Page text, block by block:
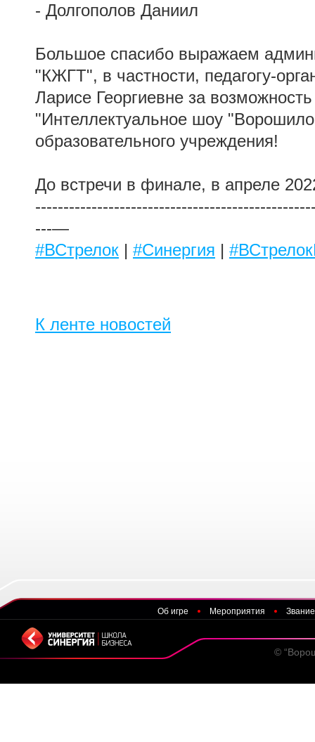
- Долгополов Даниил
Большое спасибо выражаем
"КЖГТ", в частности, педагогу-
Ларисе Георгиевне за возможность
"Интеллектуальное шоу
образовательного учреждения!
До встречи в финале, в апреле
---—
#ВСтрелок | #Синергия |
К ленте новостей
Об игре Мероприятия
©